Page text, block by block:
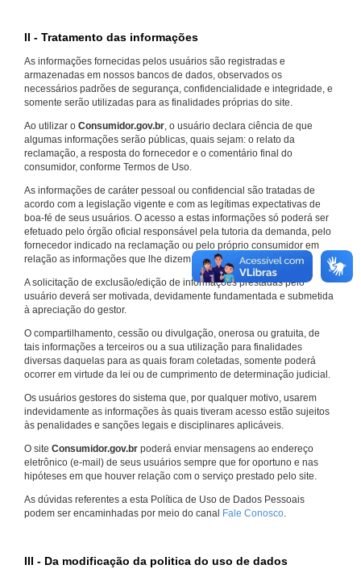
II - Tratamento das informações
As informações fornecidas pelos usuários são registradas e
armazenadas em nossos bancos de dados, observados os
necessários padrões de segurança, confidencialidade e integridade, e
somente serão utilizadas para as finalidades próprias do site.
Ao utilizar o Consumidor.gov.br, o usuário declara ciência de que
algumas informações serão públicas, quais sejam: o relato da
reclamação, a resposta do fornecedor e o comentário final do
consumidor, conforme Termos de Uso.
As informações de caráter pessoal ou confidencial são tratadas de
acordo com a legislação vigente e com as legítimas expectativas de
boa-fé de seus usuários. O acesso a estas informações só poderá ser
efetuado pelo órgão oficial responsável pela tutoria da demanda, pelo
fornecedor indicado na reclamação ou pelo próprio consumidor em
relação as informações que lhe dizem respeito.
A solicitação de exclusão/edição de informações prestadas pelo
usuário deverá ser motivada, devidamente fundamentada e submetida
à apreciação do gestor.
O compartilhamento, cessão ou divulgação, onerosa ou gratuita, de
tais informações a terceiros ou a sua utilização para finalidades
diversas daquelas para as quais foram coletadas, somente poderá
ocorrer em virtude da lei ou de cumprimento de determinação judicial.
Os usuários gestores do sistema que, por qualquer motivo, usarem
indevidamente as informações às quais tiveram acesso estão sujeitos
às penalidades e sanções legais e disciplinares aplicáveis.
O site Consumidor.gov.br poderá enviar mensagens ao endereço
eletrônico (e-mail) de seus usuários sempre que for oportuno e nas
hipóteses em que houver relação com o serviço prestado pelo site.
As dúvidas referentes a esta Política de Uso de Dados Pessoais
podem ser encaminhadas por meio do canal Fale Conosco.
III - Da modificação da politica do uso de dados